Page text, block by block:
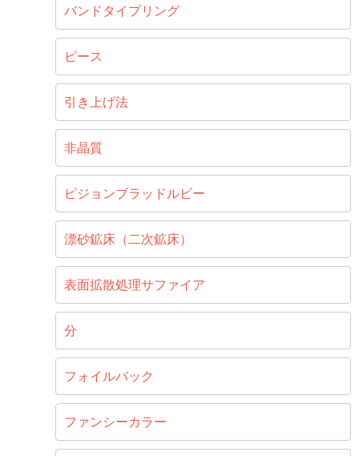
バンドタイプリング
ピース
引き上げ法
非晶質
ピジョンブラッドルビー
漂砂鉱床（二次鉱床）
表面拡散処理サファイア
分
フォイルバック
ファンシーカラー